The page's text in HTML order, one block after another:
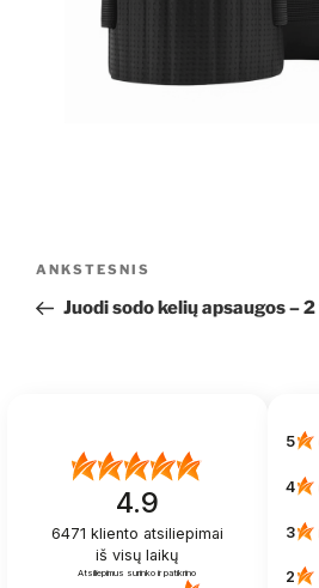
Navigacija
įrašų
Ankstesnis
įrašas
ANKSTESNIS
Juodi sodo kelių apsaugos –
4.9
6471 kliento atsiliepimai
iš visų laikų
Atsiliepimus surinko ir patikrino
5
4
3
2